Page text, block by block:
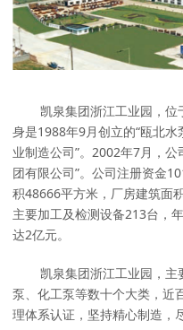
凯泉集团浙江工业园，
身是1988年9月创立的“瓯北水
业制造公司”。2002年7月，
团有限公司”。公司注册资金
积48666平方米，厂房建筑面
主要加工及检测设备213台，
达2亿元。
凯泉集团浙江工业园，
泵、化工泵等数十个大类，近
理体系认证，坚持精心制造，